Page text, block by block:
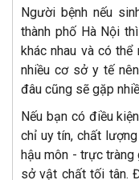
Người bệnh nếu
thành phố Hà Nội
khác nhau và có
nhiều cơ sở y tế
đâu cũng sẽ gặp
Nếu bạn có điều
chỉ uy tín, chất
hậu môn - trực
sở vật chất tối tân.